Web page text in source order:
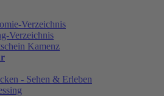
Verzeichnis
Verzeichnis
Kamenz
- Sehen & Erleben